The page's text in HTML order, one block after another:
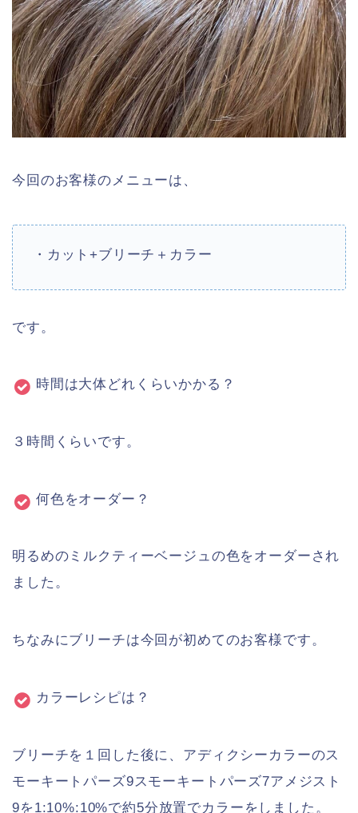
今回のお客様のメニューは、
・カット+ブリーチ＋ カラー
です。
時間は大体どれくらいかかる？
３時間くらいです。
何色をオーダー？
明るめのミルクティーベージュの色をオーダーされ
ました。
ちなみにブリーチは今回が初めてのお客様です。
カラーレシピは？
ブリーチを１回した後に、アディクシーカラーのス
モーキートパーズ9スモーキートパーズ7アメジスト
9を1:10%:10%で約5分放置でカラーをしました。